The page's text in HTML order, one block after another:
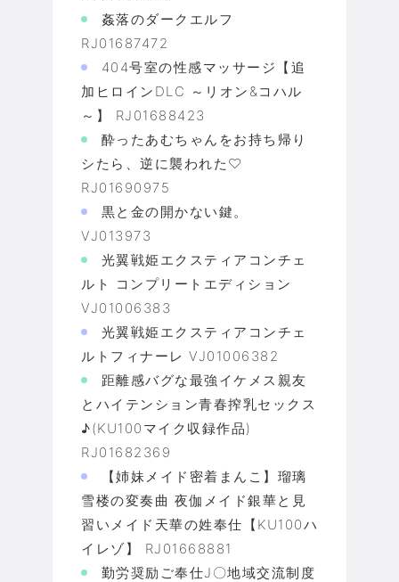
姦落のダークエルフ
RJ01687472
404号室の性感マッサージ【追
加ヒロインDLC ～リオン&コハル
～】 RJ01688423
酔ったあむちゃんをお持ち帰り
シたら、逆に襲われた♡
RJ01690975
黒と金の開かない鍵。
VJ013973
光翼戦姫エクスティアコンチェ
ルト コンプリートエディション
VJ01006383
光翼戦姫エクスティアコンチェ
ルトフィナーレ VJ01006382
距離感バグな最強イケメス親友
とハイテンション青春搾乳セックス
♪(KU100マイク収録作品)
RJ01682369
【姉妹メイド密着まんこ】瑠璃
雪楼の変奏曲 夜伽メイド銀華と見
習いメイド天華の姓奉仕【KU100ハ
イレゾ】 RJ01668881
勤労奨励ご奉仕J〇地域交流制度